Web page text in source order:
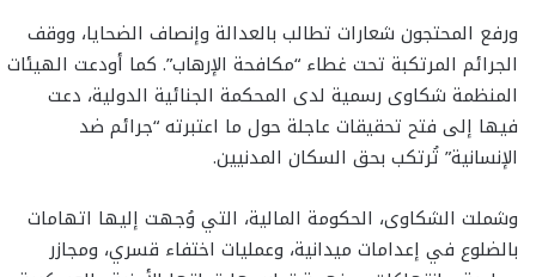
ورفع المحتجون شعارات تطالب بالعدالة وإنصاف الضحايا، ووقف
الجرائم المرتكبة تحت غطاء “مكافحة الإرهاب”. كما أودعت الهيئات
المنظمة شكاوى رسمية لدى المحكمة الجنائية الدولية، دعت
فيها إلى فتح تحقيقات عاجلة حول ما اعتبرته “جرائم ضد
الإنسانية” تُرتكب بحق السكان المدنيين.
وشملت الشكاوى، الحكومة المالية، التي وُجهت إليها اتهامات
بالضلوع في إعدامات ميدانية، وعمليات اختفاء قسري، ومجازر